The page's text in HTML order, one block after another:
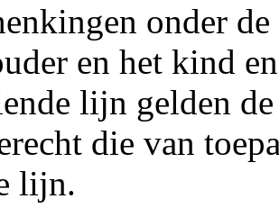
onder
en het kind
lijn gelden
die van
lijn.